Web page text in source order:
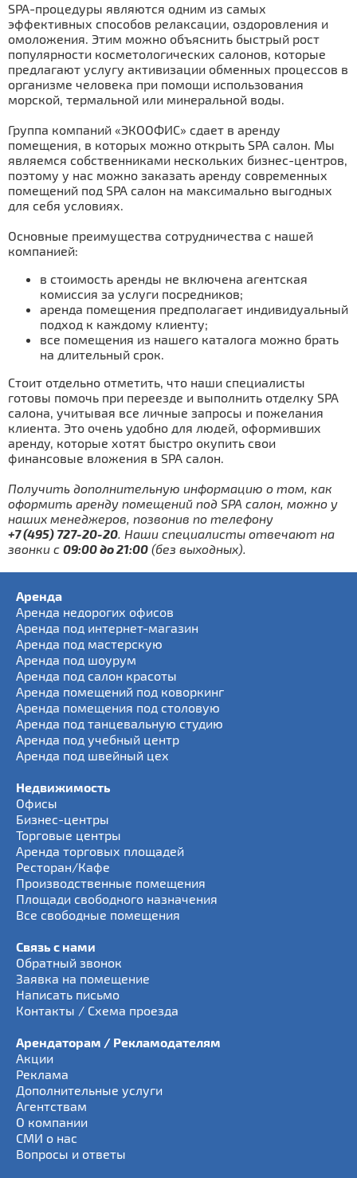
SPA-процедуры являются одним из самых
эффективных способов релаксации, оздоровления и
омоложения. Этим можно объяснить быстрый рост
популярности косметологических салонов, которые
предлагают услугу активизации обменных процессов в
организме человека при помощи использования
морской, термальной или минеральной воды.
Группа компаний «ЭКООФИС» сдает в аренду
помещения, в которых можно открыть SPA салон. Мы
являемся собственниками нескольких бизнес-центров,
поэтому у нас можно заказать аренду современных
помещений под SPA салон на максимально выгодных
для себя условиях.
Основные преимущества сотрудничества с нашей
компанией:
в стоимость аренды не включена агентская
комиссия за услуги посредников;
аренда помещения предполагает индивидуальный
подход к каждому клиенту;
все помещения из нашего каталога можно брать
на длительный срок.
Стоит отдельно отметить, что наши специалисты
готовы помочь при переезде и выполнить отделку SPA
салона, учитывая все личные запросы и пожелания
клиента. Это очень удобно для людей, оформивших
аренду, которые хотят быстро окупить свои
финансовые вложения в SPA салон.
Получить дополнительную информацию о том, как
оформить аренду помещений под SPA салон, можно у
наших менеджеров, позвонив по телефону
+7 (495) 727-20-20. Наши специалисты отвечают на
звонки с 09:00 до 21:00 (без выходных).
Аренда
Аренда недорогих офисов
Аренда под интернет-магазин
Аренда под мастерскую
Аренда под шоурум
Аренда под салон красоты
Аренда помещений под коворкинг
Аренда помещения под столовую
Аренда под танцевальную студию
Аренда под учебный центр
Аренда под швейный цех
Недвижимость
Офисы
Бизнес-центры
Торговые центры
Аренда торговых площадей
Ресторан/Кафе
Производственные помещения
Площади свободного назначения
Все свободные помещения
Связь с нами
Обратный звонок
Заявка на помещение
Написать письмо
Контакты / Схема проезда
Арендаторам / Рекламодателям
Акции
Реклама
Дополнительные услуги
Агентствам
О компании
СМИ о нас
Вопросы и ответы